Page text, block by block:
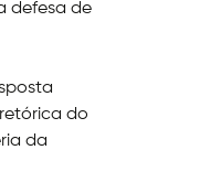
defesa de
do
da